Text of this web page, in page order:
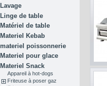
Lavage
Linge de table
Matériel de table
Materiel Kebab
materiel poissonnerie
Materiel pour glace
Materiel Snack
Appareil à hot-dogs
Friteuse à poser gaz